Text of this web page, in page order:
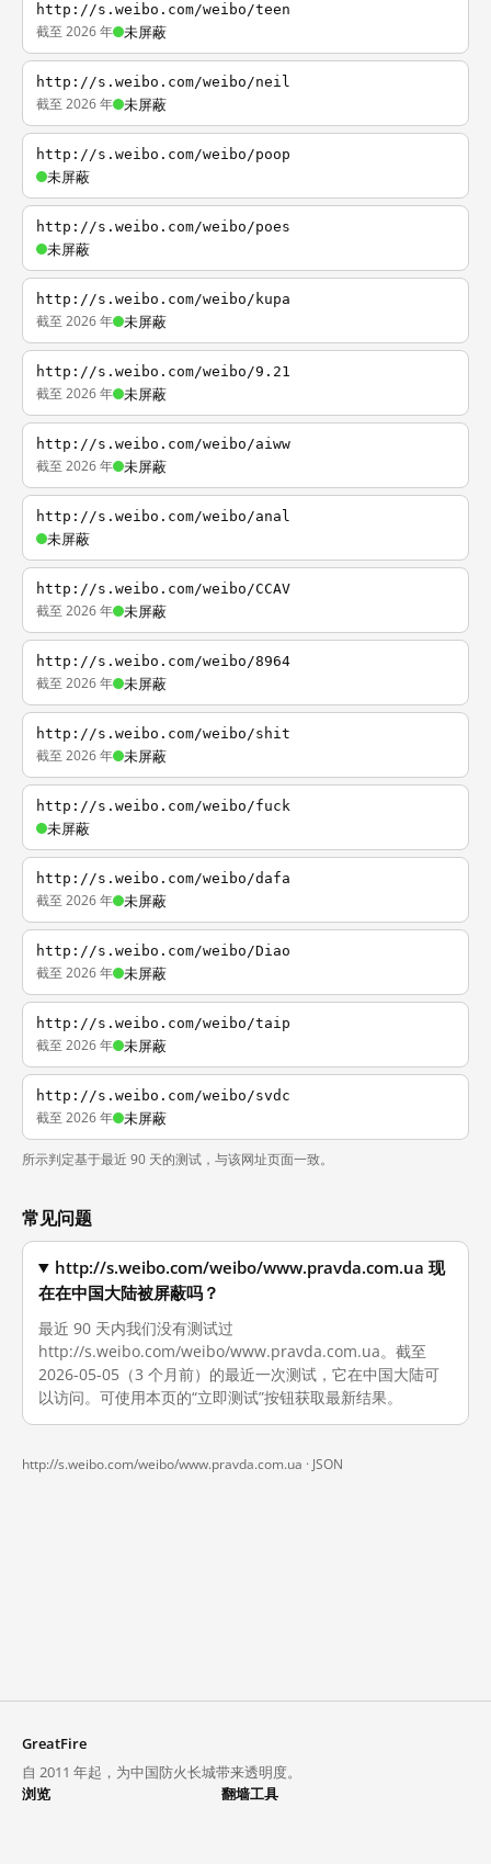
http://s.weibo.com/weibo/teen
截至 2026 年 未屏蔽
http://s.weibo.com/weibo/neil
截至 2026 年 未屏蔽
http://s.weibo.com/weibo/poop
未屏蔽
http://s.weibo.com/weibo/poes
未屏蔽
http://s.weibo.com/weibo/kupa
截至 2026 年 未屏蔽
http://s.weibo.com/weibo/9.21
截至 2026 年 未屏蔽
http://s.weibo.com/weibo/aiww
截至 2026 年 未屏蔽
http://s.weibo.com/weibo/anal
未屏蔽
http://s.weibo.com/weibo/CCAV
截至 2026 年 未屏蔽
http://s.weibo.com/weibo/8964
截至 2026 年 未屏蔽
http://s.weibo.com/weibo/shit
截至 2026 年 未屏蔽
http://s.weibo.com/weibo/fuck
未屏蔽
http://s.weibo.com/weibo/dafa
截至 2026 年 未屏蔽
http://s.weibo.com/weibo/Diao
截至 2026 年 未屏蔽
http://s.weibo.com/weibo/taip
截至 2026 年 未屏蔽
http://s.weibo.com/weibo/svdc
截至 2026 年 未屏蔽
所示判定基于最近 90 天的测试，与该网址页面一致。
常见问题
http://s.weibo.com/weibo/www.pravda.com.ua 现
在在中国大陆被屏蔽吗？
最近 90 天内我们没有测试过
http://s.weibo.com/weibo/www.pravda.com.ua。截至
2026-05-05（3 个月前）的最近一次测试，它在中国大陆可
以访问。可使用本页的“立即测试”按钮获取最新结果。
http://s.weibo.com/weibo/www.pravda.com.ua · JSON
GreatFire
自 2011 年起，为中国防火长城带来透明度。
浏览
翻墙工具